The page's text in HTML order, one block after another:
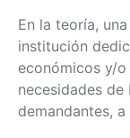
En la teoría,
institución
económicos y/
necesidades
demandantes,